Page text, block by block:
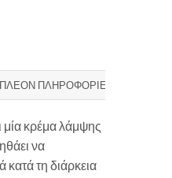
ΠΛΗΡΟΦΟΡΊΕΣ
μία κρέμα λάμψης
να
κατά τη διάρκεια